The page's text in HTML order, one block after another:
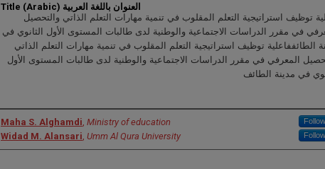
Title (Arabic) العنوان باللغة العربية
توظيف استراتيجية التعلم المقلوب في تنمية مهارات التعلم الذاتي والتحصيل
في مقرر الدراسات الاجتماعية والوطنية لدى طالبات المستوى الأول الثانوي في
الطائففاعلية توظيف استراتيجية التعلم المقلوب في تنمية مهارات التعلم الذاتي
المعرفي في مقرر الدراسات الاجتماعية والوطنية لدى طالبات المستوى الأول
في مدينة الطائف
Authors
Maha S. Alghamdi, Ministry of education Follow
Widad M. Alansari, Umm Al Qura University Follow